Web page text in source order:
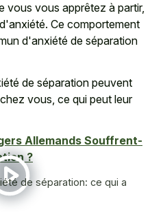
vous vous apprêtez à partir,
Ce comportement
d'anxiété de séparation
de séparation peuvent
vous, ce qui peut leur
Allemands Souffrent-
?
de séparation: ce qui a